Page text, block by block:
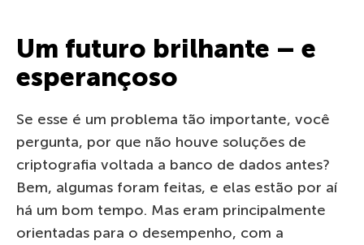
Um futuro brilhante – e
esperançoso
Se esse é um problema tão importante, você
pergunta, por que não houve soluções de
criptografia voltada a banco de dados antes?
Bem, algumas foram feitas, e elas estão por aí
há um bom tempo. Mas eram principalmente
orientadas para o desempenho, com a